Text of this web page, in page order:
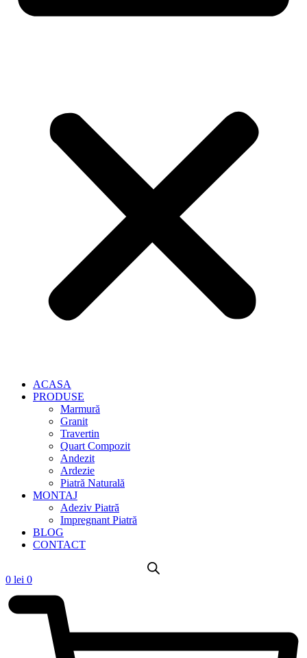
ACASA
PRODUSE
Marmură
Granit
Travertin
Quart Compozit
Andezit
Ardezie
Piatră Naturală
MONTAJ
Adeziv Piatră
Impregnant Piatră
BLOG
CONTACT
0 lei 0